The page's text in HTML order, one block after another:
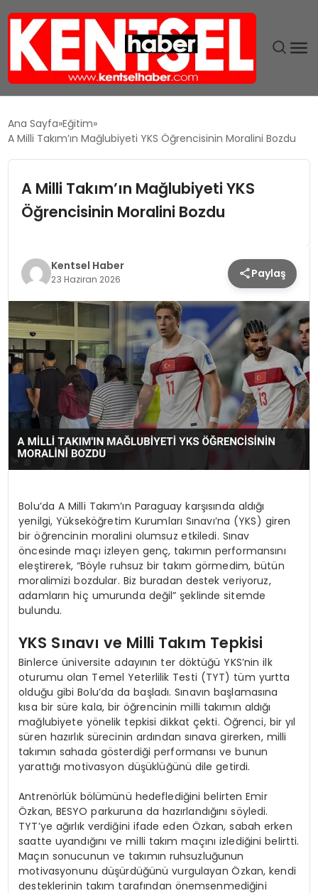
EKONOMI
EĞITIM
TEKNOLOJI
MAGAZIN
KÜLTÜR & SANAT
SPOR
SAĞLIK
Ana Sayfa Eğitim
A Milli Takım’ın Mağlubiyeti YKS Öğrencisinin Moralini Bozdu
A Milli Takım’ın Mağlubiyeti YKS
Öğrencisinin Moralini Bozdu
Kentsel Haber
23 Haziran 2026 Paylaş
Bolu’da A Milli Takım’ın Paraguay karşısında aldığı
yenilgi, Yükseköğretim Kurumları Sınavı’na (YKS) giren
bir öğrencinin moralini olumsuz etkiledi. Sınav
öncesinde maçı izleyen genç, takımın performansını
eleştirerek, “Böyle ruhsuz bir takım görmedim, bütün
moralimizi bozdular. Biz buradan destek veriyoruz,
adamların hiç umurunda değil” şeklinde sitemde
bulundu.
YKS Sınavı ve Milli Takım Tepkisi
Binlerce üniversite adayının ter döktüğü YKS’nin ilk
oturumu olan Temel Yeterlilik Testi (TYT) tüm yurtta
olduğu gibi Bolu’da da başladı. Sınavın başlamasına
kısa bir süre kala, bir öğrencinin milli takımın aldığı
mağlubiyete yönelik tepkisi dikkat çekti. Öğrenci, bir yıl
süren hazırlık sürecinin ardından sınava girerken, milli
takımın sahada gösterdiği performansı ve bunun
yarattığı motivasyon düşüklüğünü dile getirdi.
Antrenörlük bölümünü hedeflediğini belirten Emir
Özkan, BESYO parkuruna da hazırlandığını söyledi.
TYT’ye ağırlık verdiğini ifade eden Özkan, sabah erken
saatte uyandığını ve milli takım maçını izlediğini belirtti.
Maçın sonucunun ve takımın ruhsuzluğunun
motivasyonunu düşürdüğünü vurgulayan Özkan, kendi
desteklerinin takım tarafından önemsenmediğini